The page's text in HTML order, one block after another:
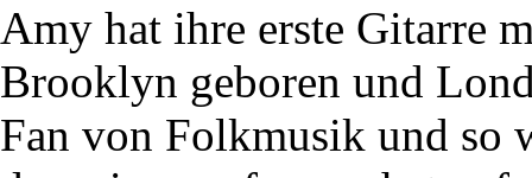
Amy hat ihre erste Gitarre
Brooklyn geboren und
Fan von Folkmusik und so